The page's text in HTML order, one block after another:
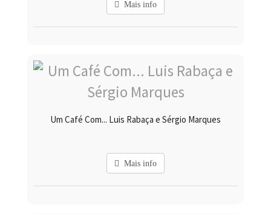
Mais info
Um Café Com... Luis Rabaça e Sérgio Marques
Mais info